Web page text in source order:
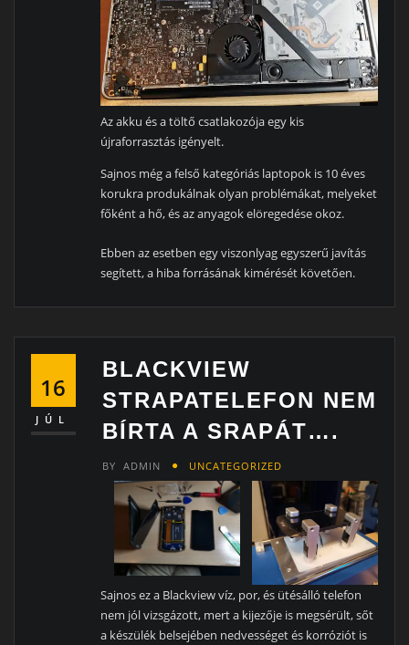
Az akku és a töltő csatlakozója egy kis
újraforrasztás igényelt.
Sajnos még a felső kategóriás laptopok is 10 éves
korukra produkálnak olyan problémákat, melyeket
főként a hő, és az anyagok elöregedése okoz.
Ebben az esetben egy viszonlyag egyszerű javítás
segített, a hiba forrásának kimérését követően.
16
JÚL
BLACKVIEW
STRAPATELEFON NEM
BÍRTA A SRAPÁT….
BY ADMIN UNCATEGORIZED
Sajnos ez a Blackview víz, por, és ütésálló telefon
nem jól vizsgázott, mert a kijezője is megsérült, sőt
a készülék belsejében nedvességet és korróziót is